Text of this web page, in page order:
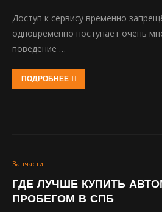
Доступ к сервису временно
одновременно поступает очень
поведение …
ПОДРОБНЕЕ
Запчасти
ГДЕ ЛУЧШЕ КУПИТЬ
ПРОБЕГОМ В СПБ